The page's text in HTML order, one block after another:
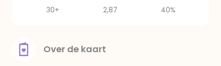
30+
2,87 40%
Over de kaart